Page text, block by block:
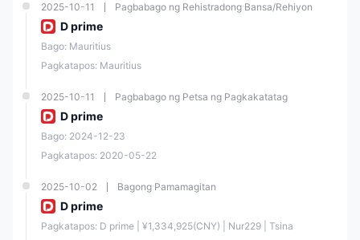
2025-10-11 Pagbabago ng Rehistradong Bansa/Rehiyon
D prime
Bago: Mauritius
Pagkatapos: Mauritius
2025-10-11 Pagbabago ng Petsa ng Pagkakatatag
D prime
Bago: 2024-12-23
Pagkatapos: 2020-05-22
2025-10-02 Bagong Pamamagitan
D prime
Pagkatapos: D prime | ¥1,334,925(CNY) | Nur229 | Tsina